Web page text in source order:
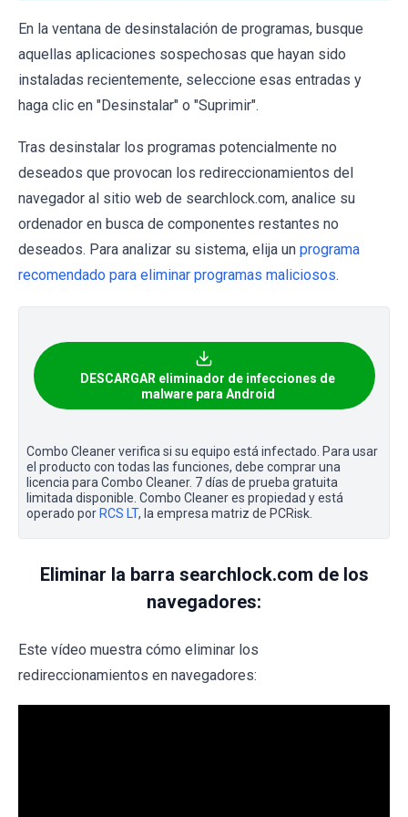
En la ventana de desinstalación de programas, busque
aquellas aplicaciones sospechosas que hayan sido
instaladas recientemente, seleccione esas entradas y
haga clic en "Desinstalar" o "Suprimir".
Tras desinstalar los programas potencialmente no
deseados que provocan los redireccionamientos del
navegador al sitio web de searchlock.com, analice su
ordenador en busca de componentes restantes no
deseados. Para analizar su sistema, elija un programa
recomendado para eliminar programas maliciosos.
DESCARGAR eliminador de infecciones de
malware para Android
Combo Cleaner verifica si su equipo está infectado. Para usar
el producto con todas las funciones, debe comprar una
licencia para Combo Cleaner. 7 días de prueba gratuita
limitada disponible. Combo Cleaner es propiedad y está
operado por RCS LT, la empresa matriz de PCRisk.
Eliminar la barra searchlock.com de los
navegadores:
Este vídeo muestra cómo eliminar los
redireccionamientos en navegadores: